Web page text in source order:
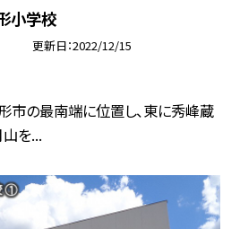
小学校
更新日 2022/12/15
市の最南端に位置し、東に秀峰蔵
を...